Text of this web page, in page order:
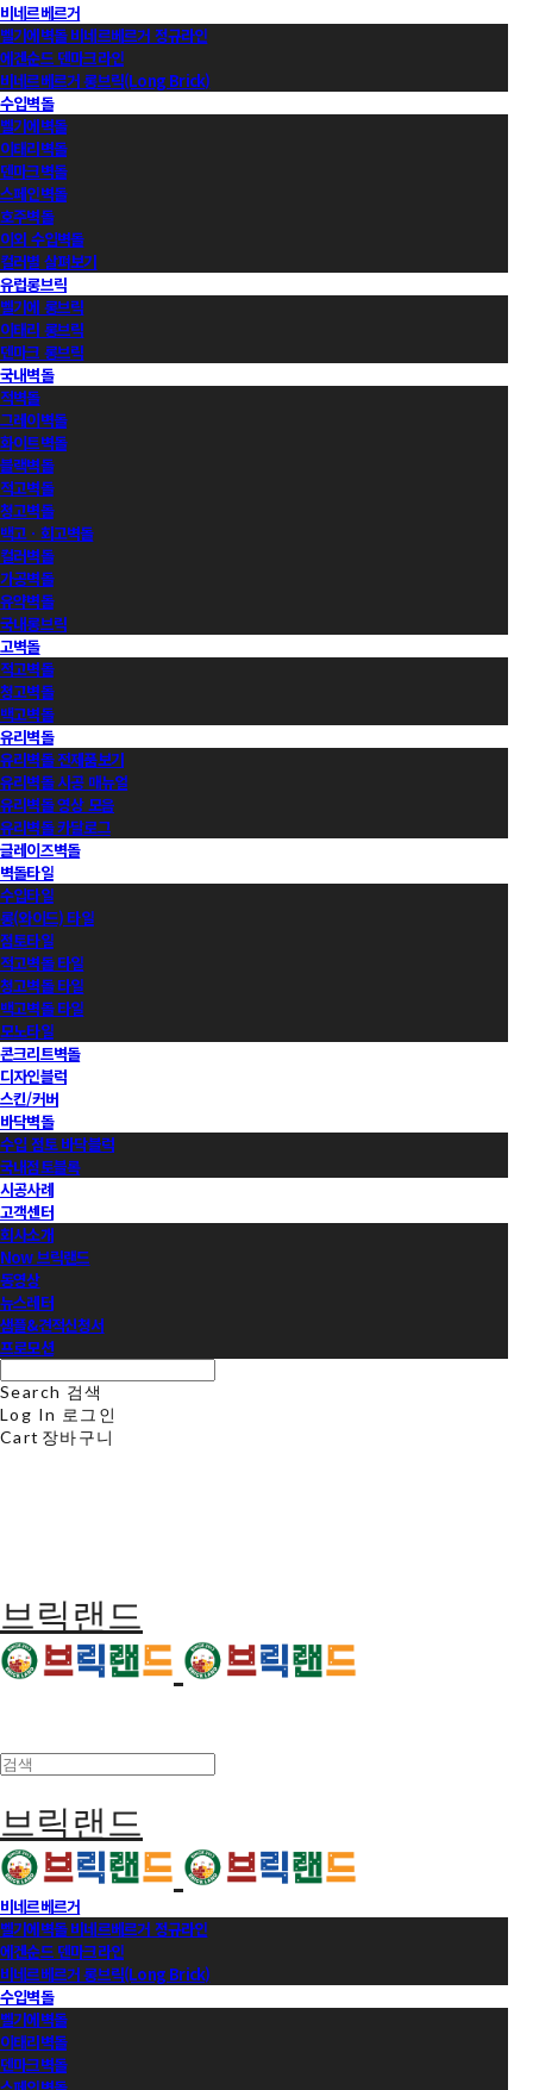
비네르베르거
벨기에벽돌 비네르베르거 정규라인
에겐순드 덴마크라인
비네르베르거 롱브릭(Long Brick)
수입벽돌
벨기에벽돌
이태리벽돌
덴마크벽돌
스페인벽돌
호주벽돌
이외 수입벽돌
컬러별 살펴보기
유럽롱브릭
벨기에 롱브릭
이태리 롱브릭
덴마크 롱브릭
국내벽돌
적벽돌
그레이벽돌
화이트벽돌
블랙벽돌
적고벽돌
청고벽돌
백고ㆍ회고벽돌
컬러벽돌
가공벽돌
유약벽돌
국내롱브릭
고벽돌
적고벽돌
청고벽돌
백고벽돌
유리벽돌
유리벽돌 전제품보기
유리벽돌 시공 매뉴얼
유리벽돌 영상 모음
유리벽돌 카달로그
글레이즈벽돌
벽돌타일
수입타일
롱(와이드) 타일
점토타일
적고벽돌 타일
청고벽돌 타일
백고벽돌 타일
모노타일
콘크리트벽돌
디자인블럭
스킨/커버
바닥벽돌
수입 점토 바닥블럭
국내점토블록
시공사례
고객센터
회사소개
Now 브릭랜드
동영상
뉴스레터
샘플&견적신청서
프로모션
Search 검색
Log In 로그인
Cart 장바구니
브릭랜드
브릭랜드
비네르베르거
벨기에벽돌 비네르베르거 정규라인
에겐순드 덴마크라인
비네르베르거 롱브릭(Long Brick)
수입벽돌
벨기에벽돌
이태리벽돌
덴마크벽돌